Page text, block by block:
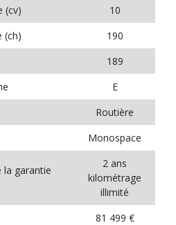
(cv)
10
(ch)
190
189
E
Routière
Monospace
la garantie
2 ans
kilométrage
illimité
81 499 €